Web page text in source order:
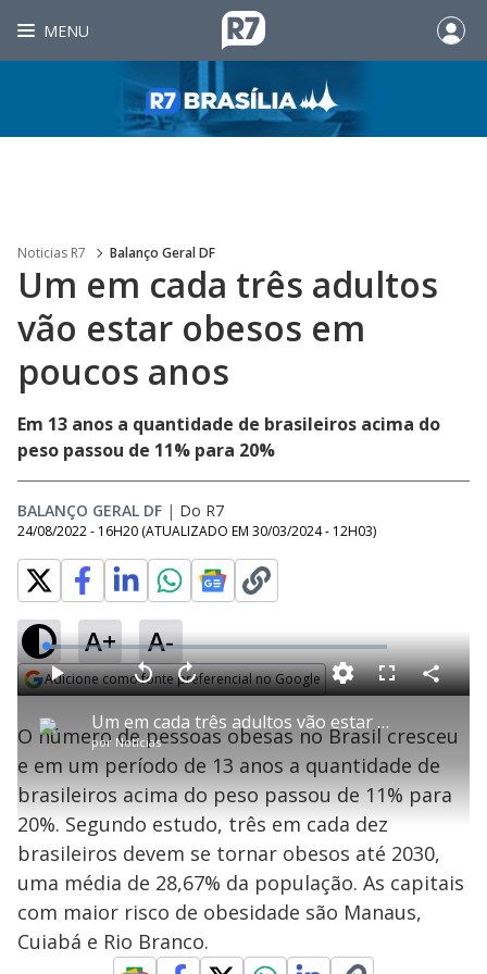
MENU
Noticias R7 Balanço Geral DF
Um em cada três adultos
vão estar obesos em
poucos anos
Em 13 anos a quantidade de brasileiros acima do
peso passou de 11% para 20%
BALANÇO GERAL DF | Do R7
24/08/2022 - 16H20 (ATUALIZADO EM 30/03/2024 - 12H03)
A+ A-
Adicione como fonte preferencial no Google
P
l
a
y
Um em cada três adultos vão estar obesos em poucos anos
por Notícias
P V
t
a
r
0
e
g
n
d
s
A
n
ç
a
1
s
e
u
n
o
s
M
u
L
o
a
d
e
4
.
4
9
%
F
l
s
c
e
n
C
o
a
r
i
l
a
O número de pessoas obesas no Brasil cresceu
e em um período de 13 anos a quantidade de
brasileiros acima do peso passou de 11% para
20%. Segundo estudo, três em cada dez
brasileiros devem se tornar obesos até 2030,
uma média de 28,67% da população. As capitais
com maior risco de obesidade são Manaus,
Cuiabá e Rio Branco.